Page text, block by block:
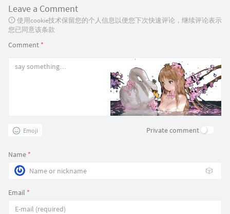
Leave a Comment
使用cookie技术保留您的个人信息以便您下次快速评论，继续评论表示
您已同意该条款
Comment *
Emoji Private comment
Name *
🎲
Email *